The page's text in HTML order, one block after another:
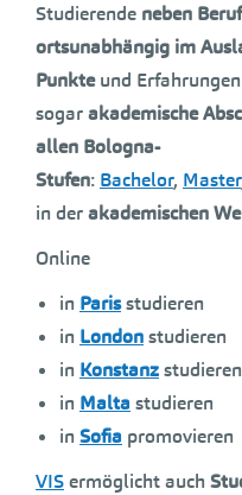
Studierende neben
ortsunabhängig im
Punkteund
sogarakademische
allen Bologna-
Stufen: Bachelor, Master
in derakademischen
Online
in Parisstudieren
in Londonstudieren
in Konstanzstudieren
in Malta studieren
in Sofia promovieren
VISermöglicht auch